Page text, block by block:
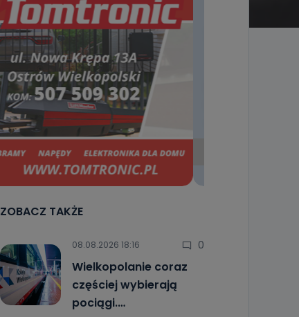
ZOBACZ TAKŻE
08.08.2026 18:16 0
Wielkopolanie coraz
częściej wybierają
pociągi.…